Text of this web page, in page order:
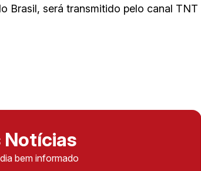
Brasil, será transmitido pelo canal TNT
Notícias
bem informado